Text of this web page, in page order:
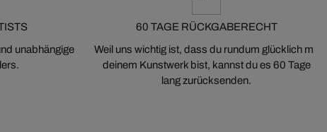
unabhängige
60 TAGE RÜCKGABERECHT
Weil uns wichtig ist, dass du rundum glücklich mit
deinem Kunstwerk bist, kannst du es 60 Tage
lang zurücksenden.